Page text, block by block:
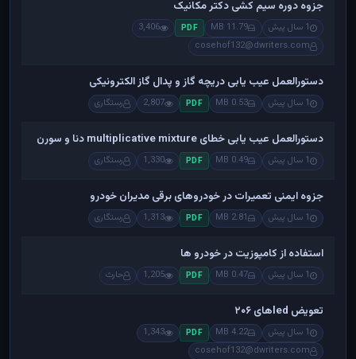
جزوه دوره سیم کشی دکتر مکانیک
1 سال پیش 11.79 MB
PDF
3,406
cosehof132@dwriters.com
دستورالعمل عیب یابی دریچه گاز و پدال گاز الکترونیکی
1 سال پیش 0.53 MB
PDF
2,807 رستگاری
دستورالعمل عیب یابی خطای multiplicative mixture دنا و سورن
1 سال پیش 0.49 MB
PDF
1,330 رستگاری
جزوه ایمنی تعمیرات در خودروهای برقی مدیران خودرو
1 سال پیش 2.81 MB
PDF
1,313 رستگاری
استفاده از کامپوزیت در خودرو ها
1 سال پیش 0.47 MB
PDF
1,205 حارث
تعویض ledهای ۲۰۶
1 سال پیش 4.22 MB
PDF
1,343
cosehof132@dwriters.com